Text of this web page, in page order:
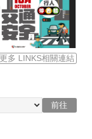
更多 LINKS相關連結